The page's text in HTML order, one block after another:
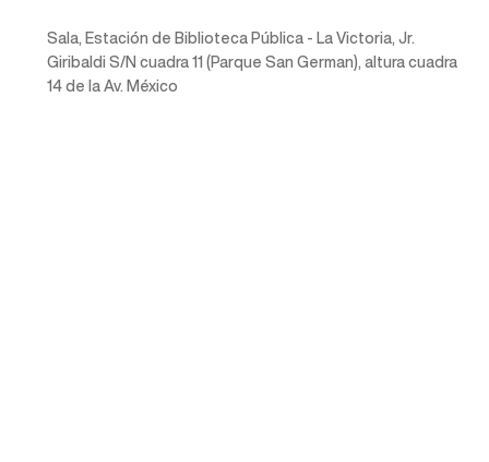
Sala, Estación de Biblioteca Pública - La Victoria, Jr.
Giribaldi S/N cuadra 11 (Parque San German), altura cuadra
14 de la Av. México